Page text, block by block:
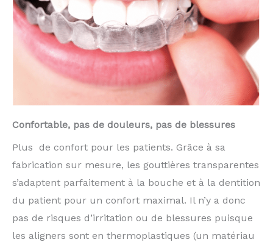
Confortable, pas de douleurs, pas de blessures
Plus de confort pour les patients. Grâce à sa
fabrication sur mesure, les gouttières transparentes
s’adaptent parfaitement à la bouche et à la dentition
du patient pour un confort maximal. Il n’y a donc
pas de risques d’irritation ou de blessures puisque
les aligners sont en thermoplastiques (un matériau